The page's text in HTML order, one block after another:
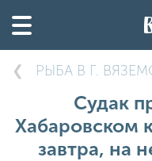
РЫБА В Г.
Судак
Хабаровском
завтра, на